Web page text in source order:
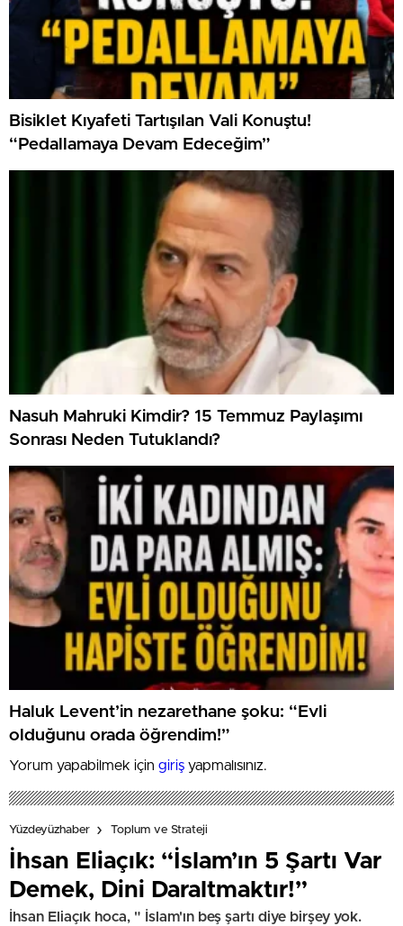
Bisiklet Kıyafeti Tartışılan Vali Konuştu!
“Pedallamaya Devam Edeceğim”
Nasuh Mahruki Kimdir? 15 Temmuz Paylaşımı
Sonrası Neden Tutuklandı?
Haluk Levent’in nezarethane şoku: “Evli
olduğunu orada öğrendim!”
Yorum yapabilmek için giriş yapmalısınız.
Yüzdeyüzhaber Toplum ve Strateji
İhsan Eliaçık: “İslam’ın 5 Şartı Var
Demek, Dini Daraltmaktır!”
İhsan Eliaçık hoca, " İslam'ın beş şartı diye birşey yok.